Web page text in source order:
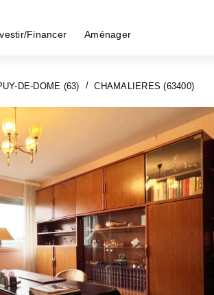
Financer Aménager
DE-DOME (63) CHAMALIERES (63400)